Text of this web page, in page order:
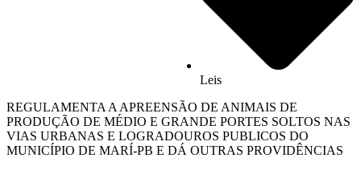
Leis
REGULAMENTA A APREENSÃO DE ANIMAIS DE
PRODUÇÃO DE MÉDIO E GRANDE PORTES SOLTOS NAS
VIAS URBANAS E LOGRADOUROS PUBLICOS DO
MUNICÍPIO DE MARÍ-PB E DÁ OUTRAS PROVIDÊNCIAS